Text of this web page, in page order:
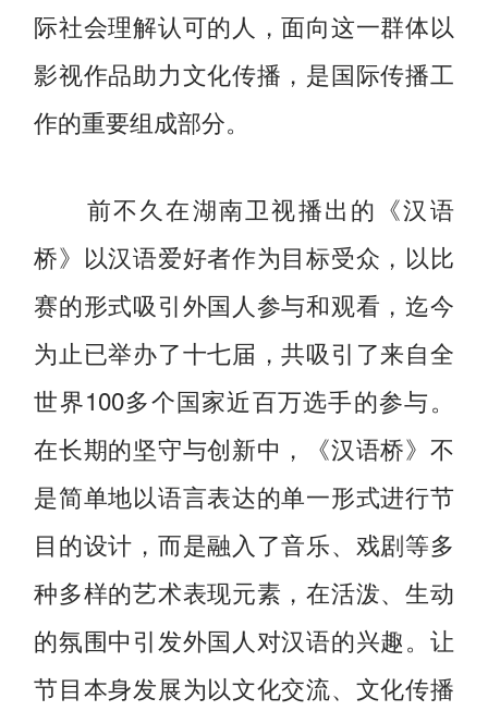
际社会理解认可的人，面向这一群体以
影视作品助力文化传播，是国际传播工
作的重要组成部分。
前不久在湖南卫视播出的《汉语
桥》以汉语爱好者作为目标受众，以比
赛的形式吸引外国人参与和观看，迄今
为止已举办了十七届，共吸引了来自全
世界100多个国家近百万选手的参与。
在长期的坚守与创新中，《汉语桥》不
是简单地以语言表达的单一形式进行节
目的设计，而是融入了音乐、戏剧等多
种多样的艺术表现元素，在活泼、生动
的氛围中引发外国人对汉语的兴趣。让
节目本身发展为以文化交流、文化传播